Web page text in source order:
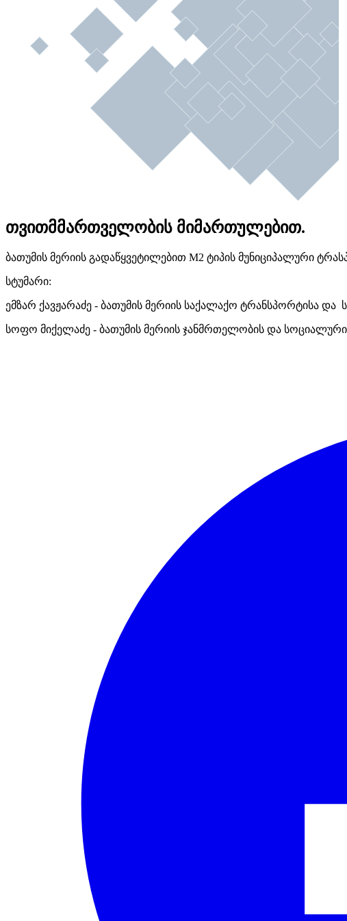
თვითმმართველობის მიმართულებით.
ბათუმის მერიის გადაწყვეტილებით M2 ტიპის მუნიციპალური
სტუმარი:
ემზარ ქავჟარაძე - ბათუმის მერიის საქალაქო ტრანსპორტისა
სოფო მიქელაძე - ბათუმის მერიის ჯანმრთელობის და